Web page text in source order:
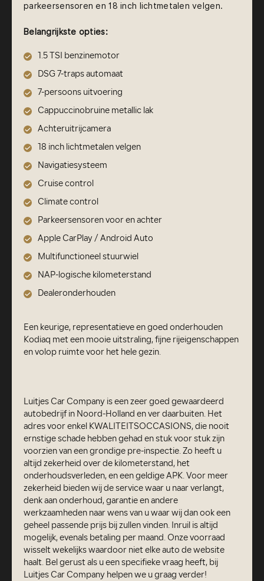
parkeersensoren en 18 inch lichtmetalen velgen.
Belangrijkste opties:
1.5 TSI benzinemotor
DSG 7-traps automaat
7-persoons uitvoering
Cappuccinobruine metallic lak
Achteruitrijcamera
18 inch lichtmetalen velgen
Navigatiesysteem
Cruise control
Climate control
Parkeersensoren voor en achter
Apple CarPlay / Android Auto
Multifunctioneel stuurwiel
NAP-logische kilometerstand
Dealeronderhouden
Een keurige, representatieve en goed onderhouden
Kodiaq met een mooie uitstraling, fijne rijeigenschappen
en volop ruimte voor het hele gezin.
Luitjes Car Company is een zeer goed gewaardeerd
autobedrijf in Noord-Holland en ver daarbuiten. Het
adres voor enkel KWALITEITSOCCASIONS, die nooit
ernstige schade hebben gehad en stuk voor stuk zijn
voorzien van een grondige pre-inspectie. Zo heeft u
altijd zekerheid over de kilometerstand, het
onderhoudsverleden, en een geldige APK. Voor meer
zekerheid bieden wij de service waar u naar verlangt,
denk aan onderhoud, garantie en andere
werkzaamheden naar wens van u waar wij dan ook een
geheel passende prijs bij zullen vinden. Inruil is altijd
mogelijk, evenals betaling per maand. Onze voorraad
wisselt wekelijks waardoor niet elke auto de website
haalt. Bel gerust als u een specifieke vraag heeft, bij
Luitjes Car Company helpen we u graag verder!